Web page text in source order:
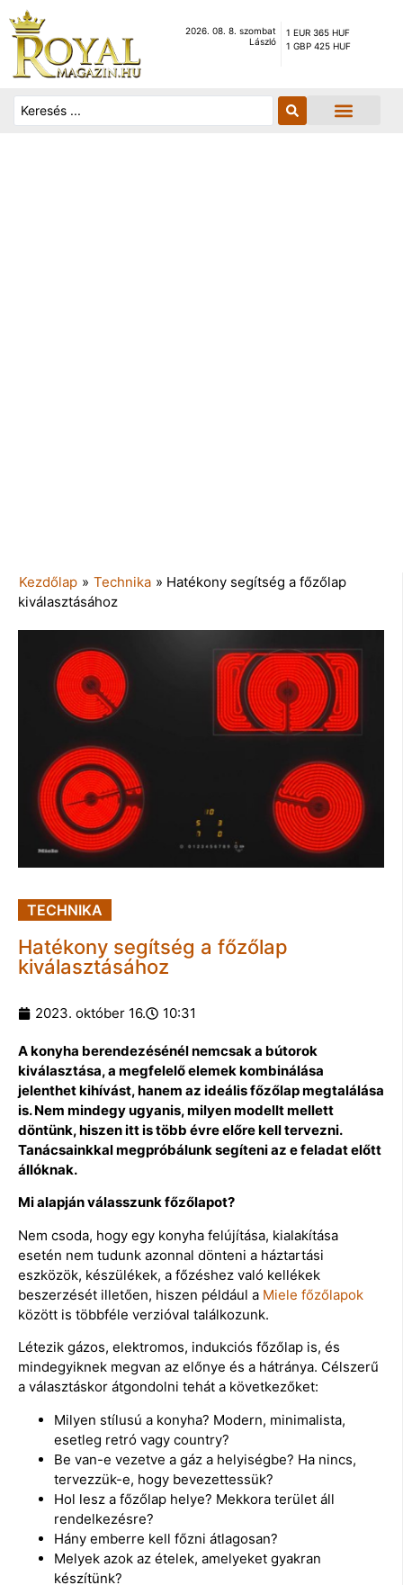
2026. 08. 8. szombat
László
1 EUR 365 HUF
1 GBP 425 HUF
Kezdőlap » Technika » Hatékony segítség a főzőlap
kiválasztásához
TECHNIKA
Hatékony segítség a főzőlap
kiválasztásához
2023. október 16. 10:31
A konyha berendezésénél nemcsak a bútorok
kiválasztása, a megfelelő elemek kombinálása
jelenthet kihívást, hanem az ideális főzőlap megtalálása
is. Nem mindegy ugyanis, milyen modellt mellett
döntünk, hiszen itt is több évre előre kell tervezni.
Tanácsainkkal megpróbálunk segíteni az e feladat előtt
állóknak.
Mi alapján válasszunk főzőlapot?
Nem csoda, hogy egy konyha felújítása, kialakítása
esetén nem tudunk azonnal dönteni a háztartási
eszközök, készülékek, a főzéshez való kellékek
beszerzését illetően, hiszen például a Miele főzőlapok
között is többféle verzióval találkozunk.
Létezik gázos, elektromos, indukciós főzőlap is, és
mindegyiknek megvan az előnye és a hátránya. Célszerű
a választáskor átgondolni tehát a következőket:
Milyen stílusú a konyha? Modern, minimalista,
esetleg retró vagy country?
Be van-e vezetve a gáz a helyiségbe? Ha nincs,
tervezzük-e, hogy bevezettessük?
Hol lesz a főzőlap helye? Mekkora terület áll
rendelkezésre?
Hány emberre kell főzni átlagosan?
Melyek azok az ételek, amelyeket gyakran
készítünk?